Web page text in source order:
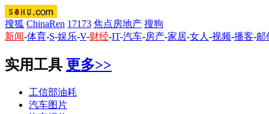
搜狐 ChinaRen 17173 焦点房地产 搜狗
新闻-体育-S-娱乐-V-财经-IT-汽车-房产-家居-女人 -视频-播客-邮
实用工具 更多>>
工信部油耗
汽车图片